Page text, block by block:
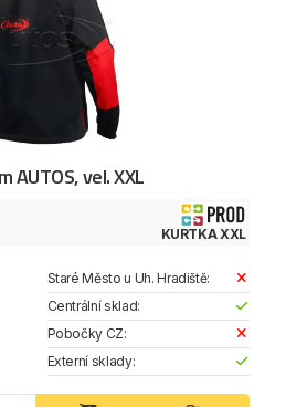
AUTOS, vel. XXL
KURTKA XXL
Staré Město u Uh. Hradiště:
Centrální sklad:
Pobočky CZ:
Externí sklady: